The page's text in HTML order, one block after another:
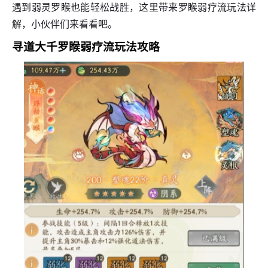
遇到弱灵罗睺也能轻松战胜，这里带来罗睺弱疗流玩法详
解，小伙伴们来看看吧。
寻道大千罗睺弱疗流玩法攻略